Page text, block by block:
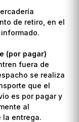
de retiro, en el
(por pagar)
fuera de
se realiza
que el
es por pagar y
al
la entrega.